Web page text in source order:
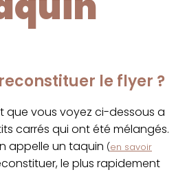
le flyer ?
que vous voyez ci-dessous a
carrés qui ont été mélangés.
appelle un taquin (en savoir
le plus rapidement